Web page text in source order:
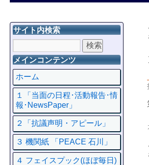
サイト内検索
メインコンテンツ
ホーム
１「当面の日程･活動報告･情
報･NewsPaper」
２「抗議声明・アピール」
３ 機関紙 「PEACE 石川」
４ フェイスプック(ほぼ毎日)